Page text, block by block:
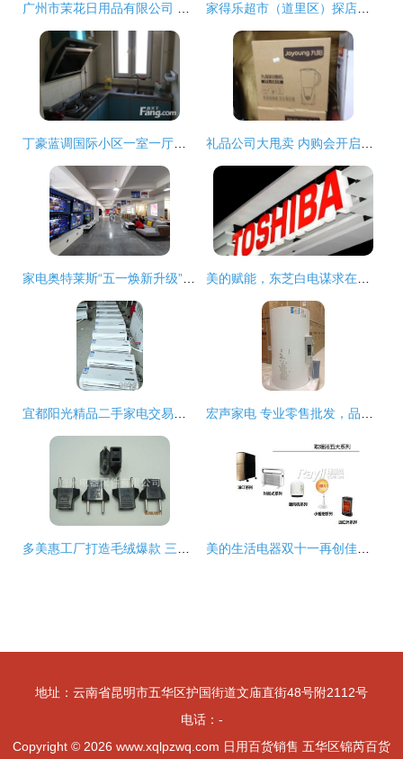
广州市茉花日用品有限公司 家用电器销售的多元化创新之路 家得乐超市（道里区）探店指南 电话、地址、价格与团购信息全解析
丁豪蓝调国际小区一室一厅精品房源 济南历下花园路东首的理想之选 礼品公司大甩卖 内购会开启，日用品一网打尽
家电奥特莱斯“五一焕新升级” 5所不有1降到底，日用百货销售掀高潮 美的赋能，东芝白电谋求在海外市场的二次扩张
宜都阳光精品二手家电交易市场 分类信息广告与日用百货销售的综合平台 宏声家电 专业零售批发，品类精准拓展
多美惠工厂打造毛绒爆款 三只熊与北极熊公仔淘宝热销背后的成功逻辑 美的生活电器双十一再创佳绩，荣登小家电与日用百货销售双料冠军
地址：云南省昆明市五华区护国街道文庙直街48号附2112号
电话：-
Copyright © 2026 www.xqlpzwq.com 日用百货销售 五华区锦芮百货